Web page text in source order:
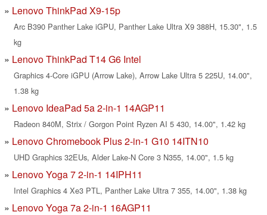
Lenovo ThinkPad X9-15p
Arc B390 Panther Lake iGPU, Panther Lake Ultra X9 388H, 15.30", 1.5
kg
Lenovo ThinkPad T14 G6 Intel
Graphics 4-Core iGPU (Arrow Lake), Arrow Lake Ultra 5 225U, 14.00",
1.38 kg
Lenovo IdeaPad 5a 2-in-1 14AGP11
Radeon 840M, Strix / Gorgon Point Ryzen AI 5 430, 14.00", 1.42 kg
Lenovo Chromebook Plus 2-in-1 G10 14ITN10
UHD Graphics 32EUs, Alder Lake-N Core 3 N355, 14.00", 1.5 kg
Lenovo Yoga 7 2-in-1 14IPH11
Intel Graphics 4 Xe3 PTL, Panther Lake Ultra 7 355, 14.00", 1.38 kg
Lenovo Yoga 7a 2-in-1 16AGP11